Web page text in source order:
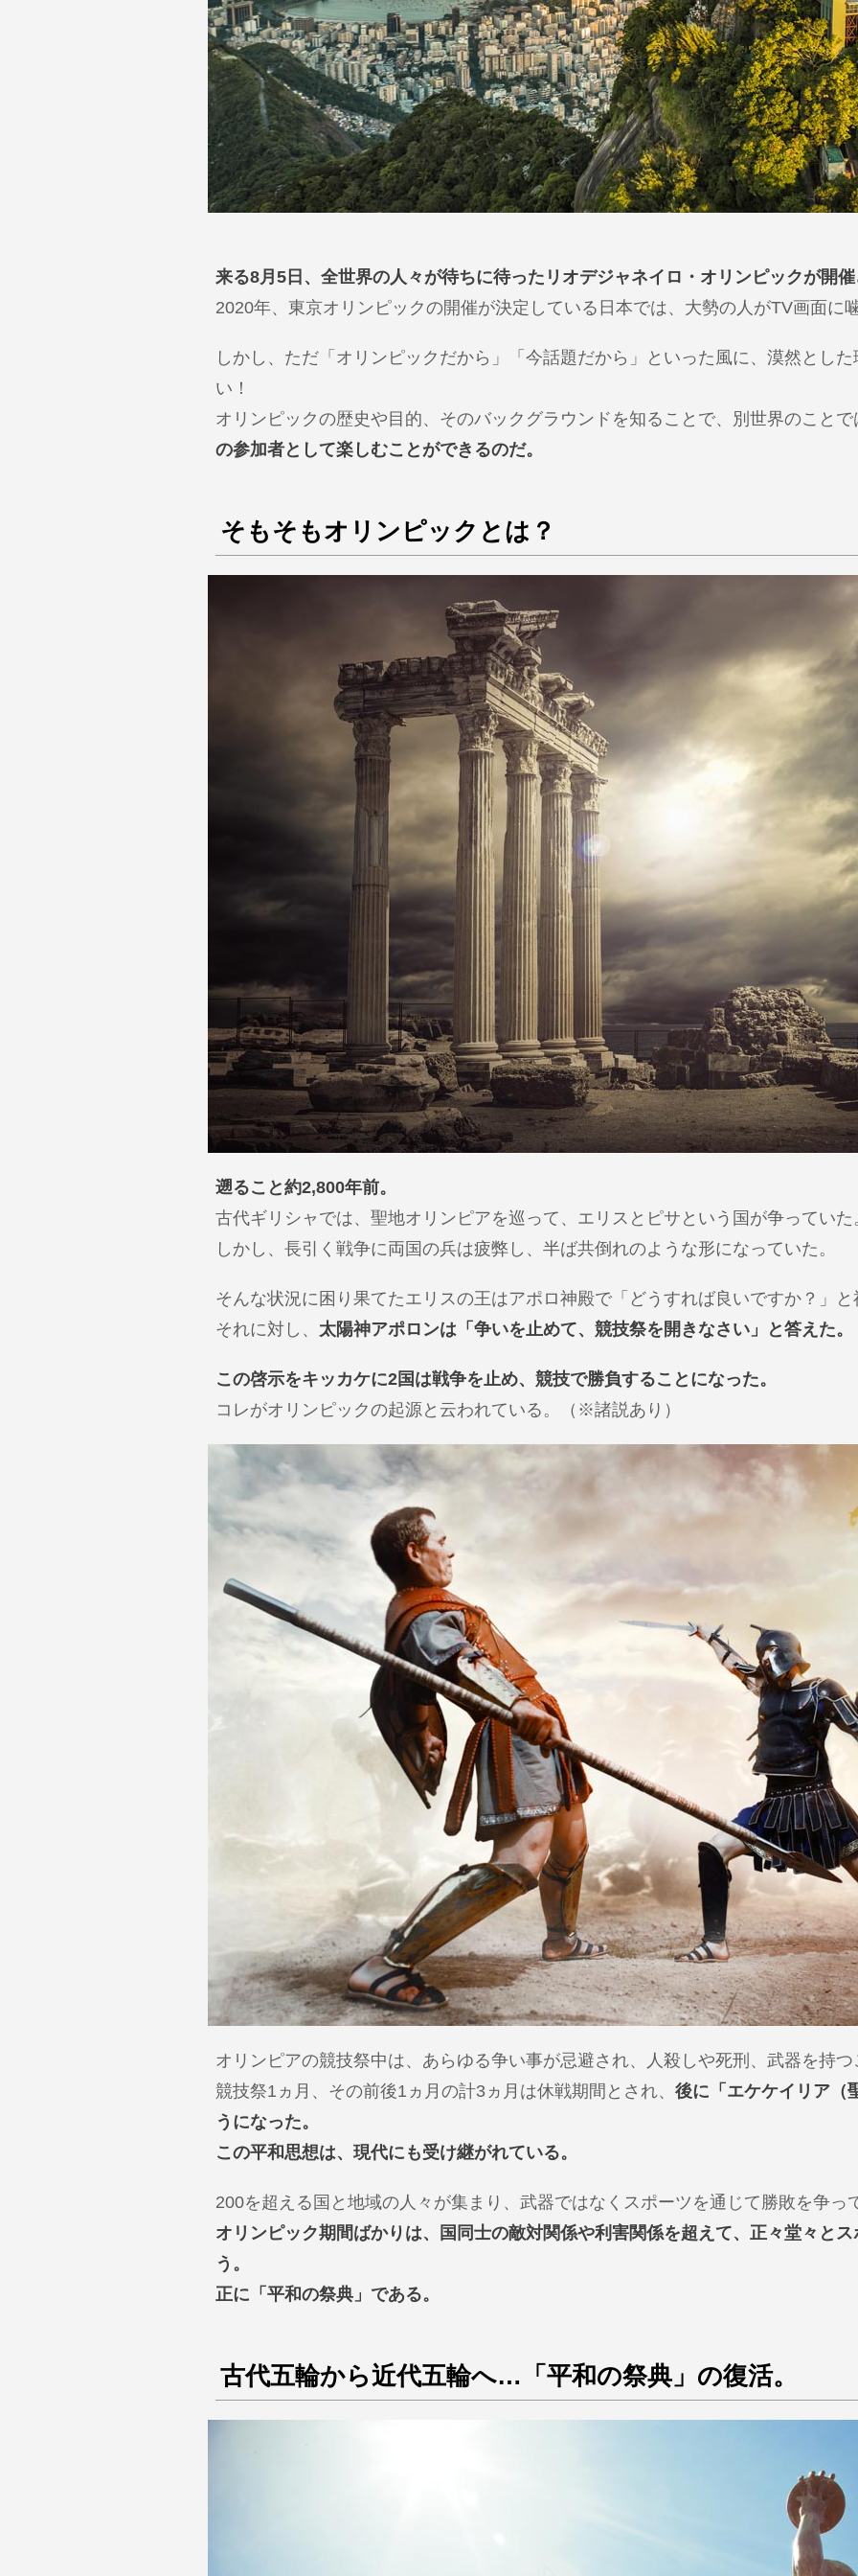
来る8月5日、全世界の人々が待ちに待ったリオデジャネイロ・オリンピックが開
2020年、東京オリンピックの開催が決定している日本では、大勢の人がTV画面に
しかし、ただ「オリンピックだから」「今話題だから」といった風に、漠然とし
い！
オリンピックの歴史や目的、そのバックグラウンドを知ることで、別世界のことで
の参加者として楽しむことができるのだ。
そもそもオリンピックとは？
遡ること約2,800年前。
古代ギリシャでは、聖地オリンピアを巡って、エリスとピサという国が争っていた
しかし、長引く戦争に両国の兵は疲弊し、半ば共倒れのような形になっていた。
そんな状況に困り果てたエリスの王はアポロ神殿で「どうすれば良いですか？」
それに対し、 太陽神アポロンは「争いを止めて、競技祭を開きなさい」と答えた。
この啓示をキッカケに2国は戦争を止め、競技で勝負することになった。
コレがオリンピックの起源と云われている。（※諸説あり）
オリンピアの競技祭中は、あらゆる争い事が忌避され、人殺しや死刑、武器を持
競技祭1ヵ月、その前後1ヵ月の計3ヵ月は休戦期間とされ、 後に「エケケイリア（
うになった。
この平和思想は、現代にも受け継がれている。
200を超える国と地域の人々が集まり、武器ではなくスポーツを通じて勝敗を争っ
オリンピック期間ばかりは、国同士の敵対関係や利害関係を超えて、正々堂々と
う。
正に「平和の祭典」である。
古代五輪から近代五輪へ…「平和の祭典」の復活。